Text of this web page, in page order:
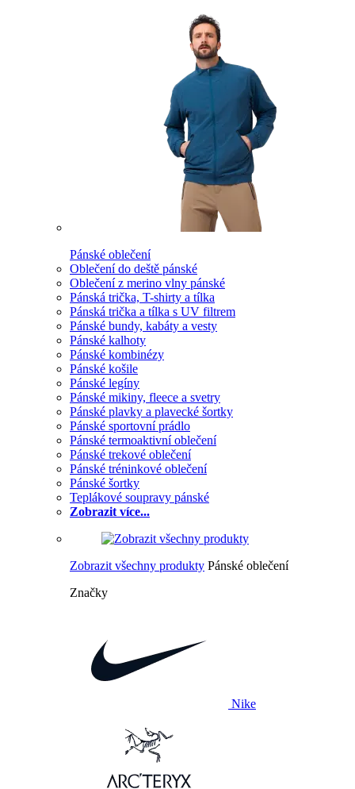
Pánské oblečení
Oblečení do deště pánské
Oblečení z merino vlny pánské
Pánská trička, T-shirty a tílka
Pánská trička a tílka s UV filtrem
Pánské bundy, kabáty a vesty
Pánské kalhoty
Pánské kombinézy
Pánské košile
Pánské legíny
Pánské mikiny, fleece a svetry
Pánské plavky a plavecké šortky
Pánské sportovní prádlo
Pánské termoaktivní oblečení
Pánské trekové oblečení
Pánské tréninkové oblečení
Pánské šortky
Teplákové soupravy pánské
Zobrazit více...
Zobrazit všechny produkty Pánské oblečení
Značky
Nike